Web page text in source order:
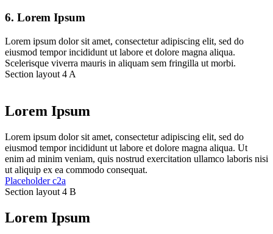
6. Lorem Ipsum
Lorem ipsum dolor sit amet, consectetur adipiscing elit, sed do
eiusmod tempor incididunt ut labore et dolore magna aliqua.
Scelerisque viverra mauris in aliquam sem fringilla ut morbi.
Section layout 4 A
Lorem Ipsum
Lorem ipsum dolor sit amet, consectetur adipiscing elit, sed do
eiusmod tempor incididunt ut labore et dolore magna aliqua. Ut
enim ad minim veniam, quis nostrud exercitation ullamco laboris nisi
ut aliquip ex ea commodo consequat.
Placeholder c2a
Section layout 4 B
Lorem Ipsum